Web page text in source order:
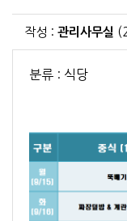
작성 : 관리사무실
분류 : 식당